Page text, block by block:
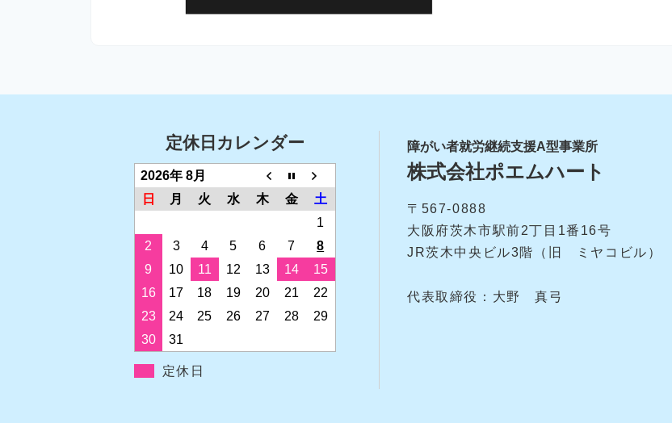
定休日カレンダー
2026年 8月
日
月 火 水 木 金
土
1
2
3 4 5 6 7
8
9
10 11 12 13 14
15
16
17 18 19 20 21
22
23
24 25 26 27 28
29
30
31
定休日
障がい者就労継続支援A型事業所
株式会社ポエムハート
〒567-0888
大阪府茨木市駅前2丁目1番16号
JR茨木中央ビル3階（旧 ミヤコビル）
代表取締役：大野 真弓